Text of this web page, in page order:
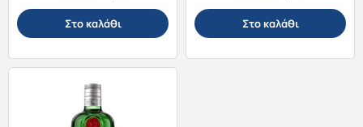
Στο καλάθι Στο καλάθι